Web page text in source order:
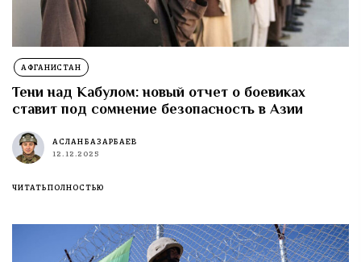
АФГАНИСТАН
Тени над Кабулом: новый отчет о боевиках
ставит под сомнение безопасность в Азии
АСЛАН БАЗАРБАЕВ
12.12.2025
ЧИТАТЬ ПОЛНОСТЬЮ